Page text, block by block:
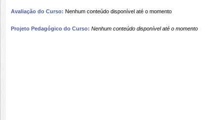
Avaliação do Curso: Nenhum conteúdo disponível até o momento
Projeto Pedagógico do Curso: Nenhum conteúdo disponível até o momento